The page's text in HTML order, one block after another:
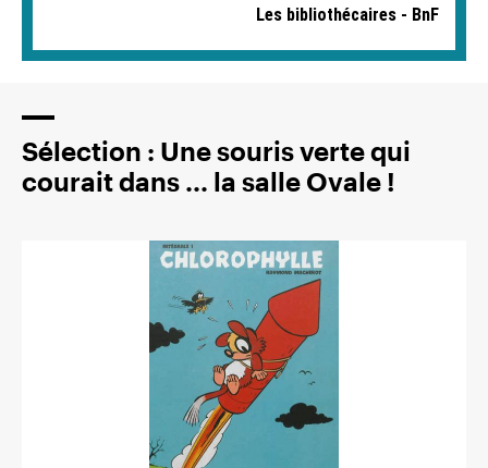
Les bibliothécaires - BnF
Sélection : Une souris verte qui
courait dans ... la salle Ovale !